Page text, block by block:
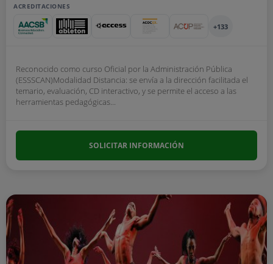
ACREDITACIONES
+133
Reconocido como curso Oficial por la Administración Pública
(ESSSCAN)Modalidad Distancia: se envía a la dirección facilitada el
temario, evaluación, CD interactivo, y se permite el acceso a las
herramientas pedagógicas...
SOLICITAR INFORMACIÓN